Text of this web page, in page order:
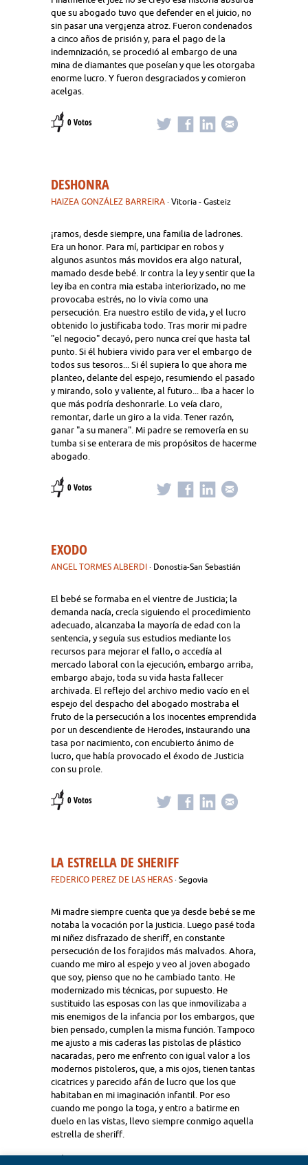
que su abogado tuvo que defender en el juicio, no
sin pasar una verg¡enza atroz. Fueron condenados
a cinco años de prisión y, para el pago de la
indemnización, se procedió al embargo de una
mina de diamantes que poseían y que les otorgaba
enorme lucro. Y fueron desgraciados y comieron
acelgas.
0 Votos
DESHONRA
HAIZEA GONZÁLEZ BARREIRA · Vitoria - Gasteiz
¡ramos, desde siempre, una familia de ladrones.
Era un honor. Para mí, participar en robos y
algunos asuntos más movidos era algo natural,
mamado desde bebé. Ir contra la ley y sentir que la
ley iba en contra mia estaba interiorizado, no me
provocaba estrés, no lo vivía como una
persecución. Era nuestro estilo de vida, y el lucro
obtenido lo justificaba todo. Tras morir mi padre
"el negocio" decayó, pero nunca creí que hasta tal
punto. Si él hubiera vivido para ver el embargo de
todos sus tesoros... Si él supiera lo que ahora me
planteo, delante del espejo, resumiendo el pasado
y mirando, solo y valiente, al futuro... Iba a hacer lo
que más podría deshonrarle. Lo veía claro,
remontar, darle un giro a la vida. Tener razón,
ganar "a su manera". Mi padre se removería en su
tumba si se enterara de mis propósitos de hacerme
abogado.
0 Votos
EXODO
ANGEL TORMES ALBERDI · Donostia-San Sebastián
El bebé se formaba en el vientre de Justicia; la
demanda nacía, crecía siguiendo el procedimiento
adecuado, alcanzaba la mayoría de edad con la
sentencia, y seguía sus estudios mediante los
recursos para mejorar el fallo, o accedía al
mercado laboral con la ejecución, embargo arriba,
embargo abajo, toda su vida hasta fallecer
archivada. El reflejo del archivo medio vacío en el
espejo del despacho del abogado mostraba el
fruto de la persecución a los inocentes emprendida
por un descendiente de Herodes, instaurando una
tasa por nacimiento, con encubierto ánimo de
lucro, que había provocado el éxodo de Justicia
con su prole.
0 Votos
LA ESTRELLA DE SHERIFF
FEDERICO PEREZ DE LAS HERAS · Segovia
Mi madre siempre cuenta que ya desde bebé se me
notaba la vocación por la justicia. Luego pasé toda
mi niñez disfrazado de sheriff, en constante
persecución de los forajidos más malvados. Ahora,
cuando me miro al espejo y veo al joven abogado
que soy, pienso que no he cambiado tanto. He
modernizado mis técnicas, por supuesto. He
sustituido las esposas con las que inmovilizaba a
mis enemigos de la infancia por los embargos, que
bien pensado, cumplen la misma función. Tampoco
me ajusto a mis caderas las pistolas de plástico
nacaradas, pero me enfrento con igual valor a los
modernos pistoleros, que, a mis ojos, tienen tantas
cicatrices y parecido afán de lucro que los que
habitaban en mi imaginación infantil. Por eso
cuando me pongo la toga, y entro a batirme en
duelo en las vistas, llevo siempre conmigo aquella
estrella de sheriff.